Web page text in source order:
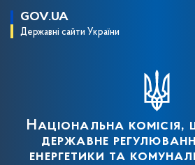
GOV.UA
Державні сайти України
Національна
державне
енергетики та